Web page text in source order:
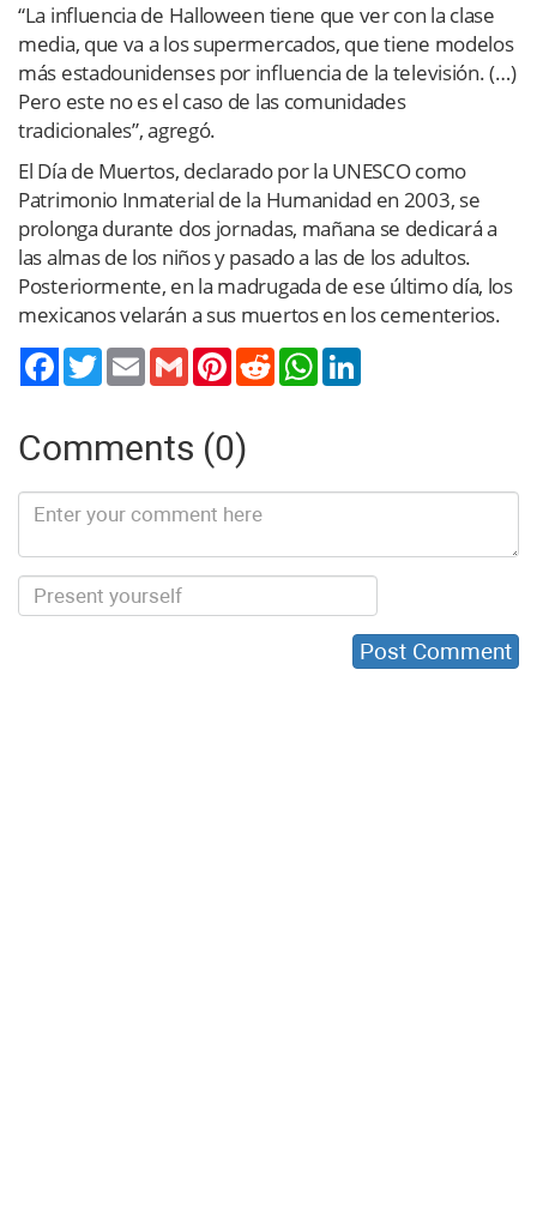
“La influencia de Halloween tiene que ver con la clase
media, que va a los supermercados, que tiene modelos
más estadounidenses por influencia de la televisión. (…)
Pero este no es el caso de las comunidades
tradicionales”, agregó.
El Día de Muertos, declarado por la UNESCO como
Patrimonio Inmaterial de la Humanidad en 2003, se
prolonga durante dos jornadas, mañana se dedicará a
las almas de los niños y pasado a las de los adultos.
Posteriormente, en la madrugada de ese último día, los
mexicanos velarán a sus muertos en los cementerios.
TwitterEmail Gmail PinterestReddit WhatsApp
Comments (0)